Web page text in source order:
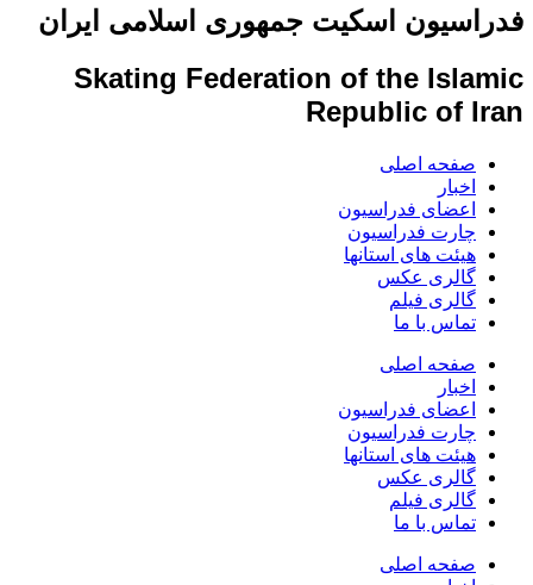
فدراسیون اسکیت جمهوری اسلامی ایران
Skating Federation of the Islamic
Republic of Iran
صفحه اصلی
اخبار
اعضای فدراسیون
چارت فدراسیون
هیئت های استانها
گالری عکس
گالری فیلم
تماس با ما
صفحه اصلی
اخبار
اعضای فدراسیون
چارت فدراسیون
هیئت های استانها
گالری عکس
گالری فیلم
تماس با ما
صفحه اصلی